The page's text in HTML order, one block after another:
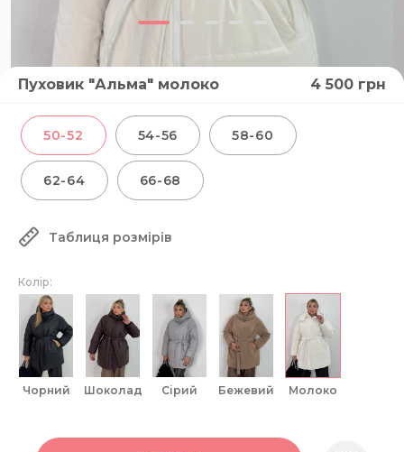
Пуховик "Альма" молоко 4 500 грн
50-52 54-56 58-60
62-64 66-68
Таблиця розмірів
Колір:
чорний шоколад сірий бежевий молоко